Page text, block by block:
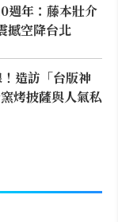
週年：藤本壯介
撼空降台北
造訪「台版神
烤披薩與人氣私